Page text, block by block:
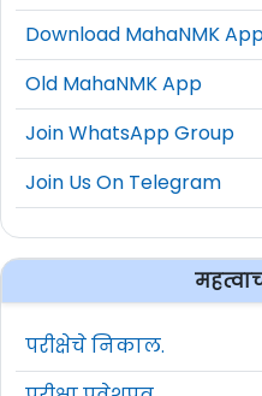
Download MahaNMK
Old MahaNMK App
Join WhatsApp Group
Join Us On Telegram
परीक्षेचे निकाल.